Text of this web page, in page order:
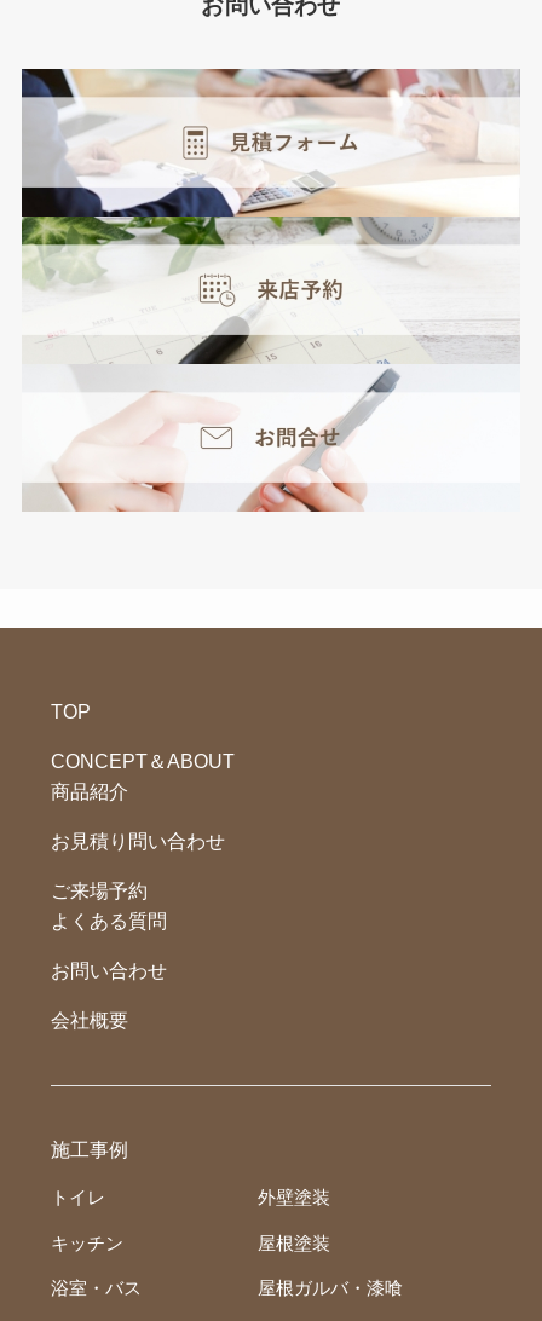
TOP
CONCEPT＆ABOUT
商品紹介
お見積り問い合わせ
ご来場予約
よくある質問
お問い合わせ
会社概要
施工事例
トイレ
キッチン
浴室・バス
外壁塗装
屋根塗装
屋根ガルバ・漆喰